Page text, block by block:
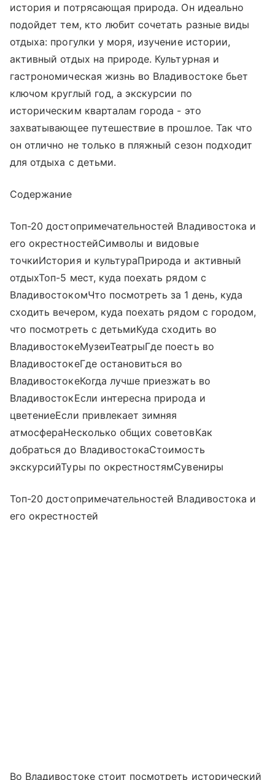
история и потрясающая природа. Он идеально
подойдет тем, кто любит сочетать разные виды
отдыха: прогулки у моря, изучение истории,
активный отдых на природе. Культурная и
гастрономическая жизнь во Владивостоке бьет
ключом круглый год, а экскурсии по
историческим кварталам города - это
захватывающее путешествие в прошлое. Так что
он отлично не только в пляжный сезон подходит
для отдыха с детьми.
Содержание
Топ-20 достопримечательностей Владивостока и
его окрестностейСимволы и видовые
точкиИстория и культураПрирода и активный
отдыхТоп-5 мест, куда поехать рядом с
ВладивостокомЧто посмотреть за 1 день, куда
сходить вечером, куда поехать рядом с городом,
что посмотреть с детьмиКуда сходить во
ВладивостокеМузеиТеатрыГде поесть во
ВладивостокеГде остановиться во
ВладивостокеКогда лучше приезжать во
ВладивостокЕсли интересна природа и
цветениеЕсли привлекает зимняя
атмосфераНесколько общих советовКак
добраться до ВладивостокаСтоимость
экскурсийТуры по окрестностямСувениры
Топ-20 достопримечательностей Владивостока и
его окрестностей
Во Владивостоке стоит посмотреть исторический